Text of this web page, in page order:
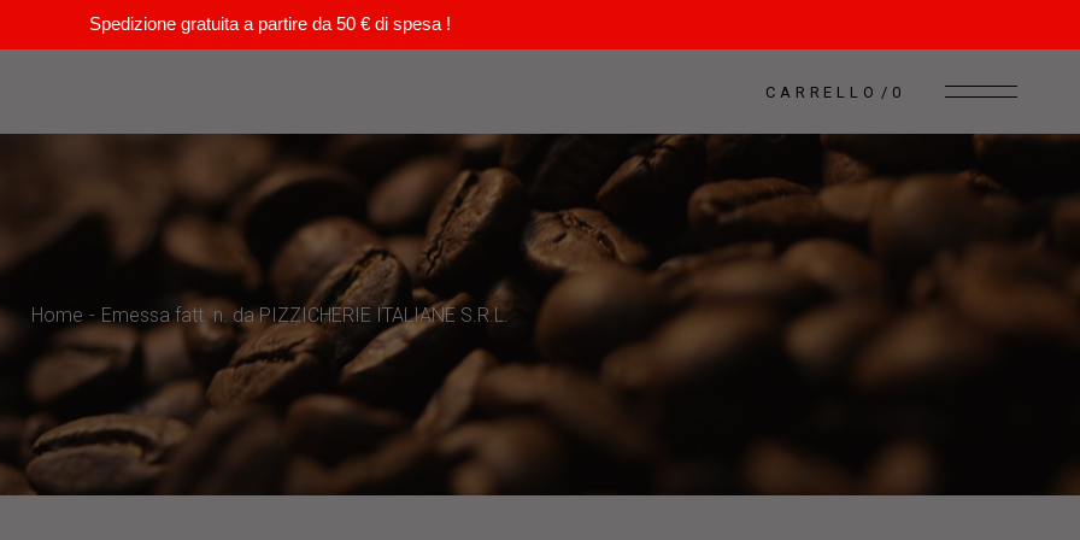
Spedizione gratuita a partire da 50 € di spesa !
CARRELLO 0
Home Emessa fatt. n. da PIZZICHERIE ITALIANE S.R.L.